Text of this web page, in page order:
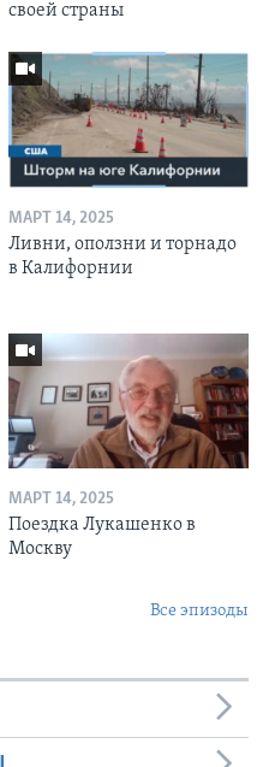
своей страны
МАРТ 14, 2025
Ливни, оползни и торнадо
в Калифорнии
МАРТ 14, 2025
Поездка Лукашенко в
Москву
Все эпизоды